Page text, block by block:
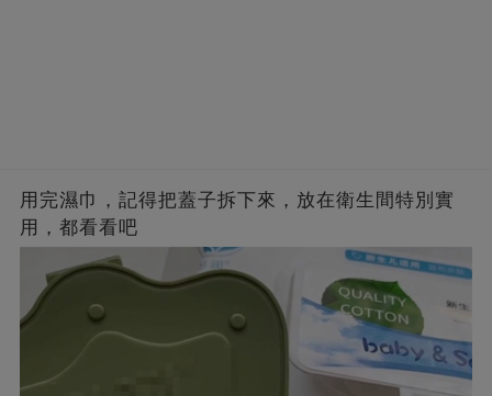
用完濕巾，記得把蓋子拆下來，放在衛生間特別實
用，都看看吧